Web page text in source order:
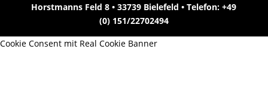
Horstmanns Feld 8 • 33739 Bielefeld • Telefon: +49
(0) 151/22702494
Cookie Consent mit Real Cookie Banner